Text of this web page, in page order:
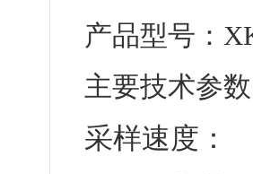
产品型号：
主要技术参
采样速度：